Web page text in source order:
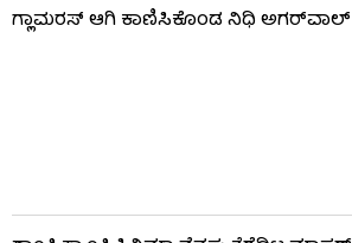
ಗ್ಲಾಮರಸ್ ಆಗಿ ಕಾಣಿಸಿಕೊಂಡ ನಿಧಿ ಅಗರ್​​ವಾಲ್